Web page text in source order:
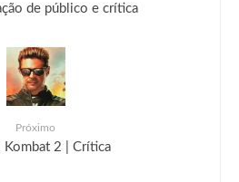
de público e crítica
Próximo
Kombat 2 | Crítica